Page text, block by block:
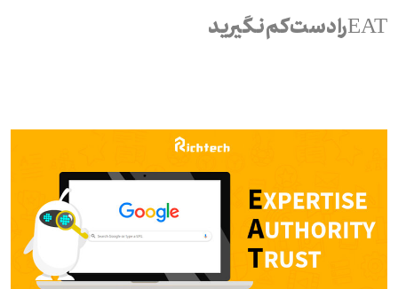
EAT را دست کم نگیرید